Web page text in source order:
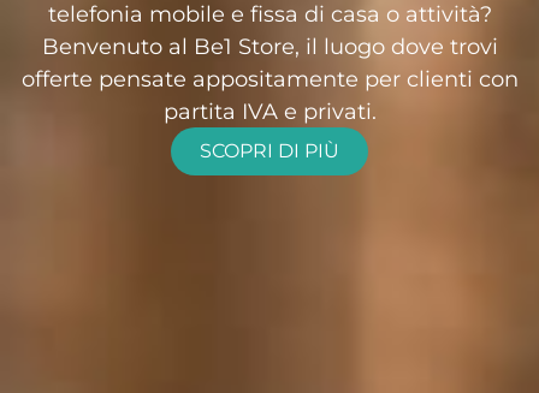
telefonia mobile e fissa di casa o attività?
Benvenuto al Be1 Store, il luogo dove trovi
offerte pensate appositamente per clienti con
partita IVA e privati.
SCOPRI DI PIÙ